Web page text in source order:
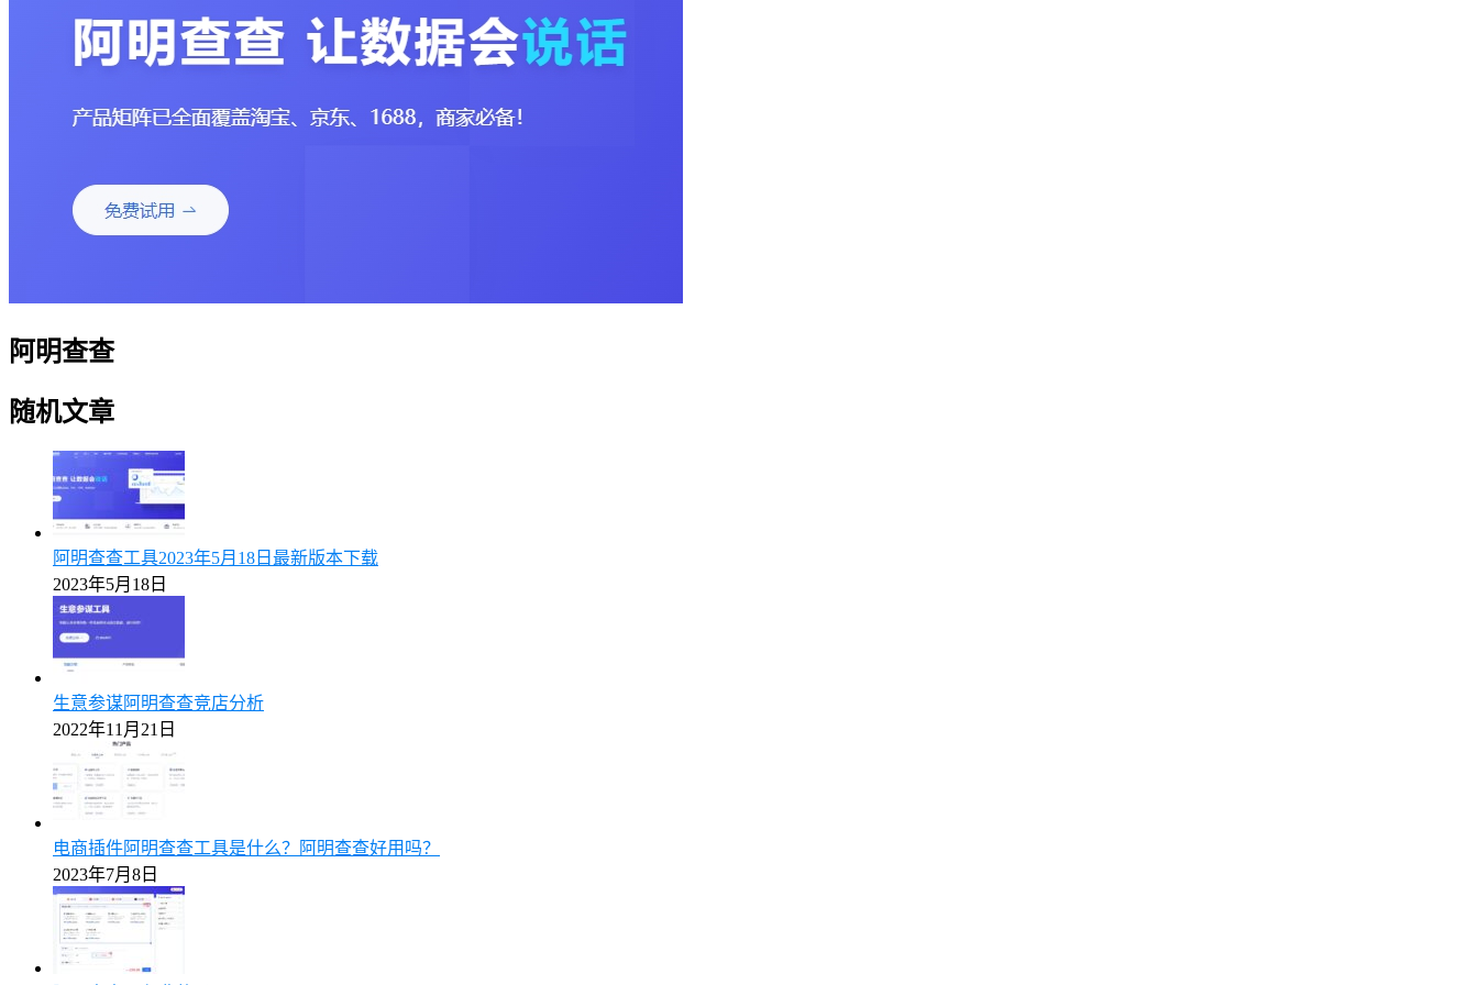
阿明查查
随机文章
阿明查查工具2023年5月18日最新版本下载
2023年5月18日
生意参谋阿明查查竞店分析
2022年11月21日
电商插件阿明查查工具是什么？阿明查查好用吗？
2023年7月8日